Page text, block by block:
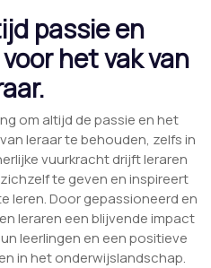
passie en
het vak van
om altijd de passie en het
leraar te behouden, zelfs in
vuurkracht drijft leraren
te geven en inspireert
leren. Door gepassioneerd en
leraren een blijvende impact
leerlingen en een positieve
in het onderwijslandschap.